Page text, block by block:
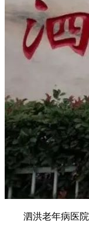
泗洪老年病医院